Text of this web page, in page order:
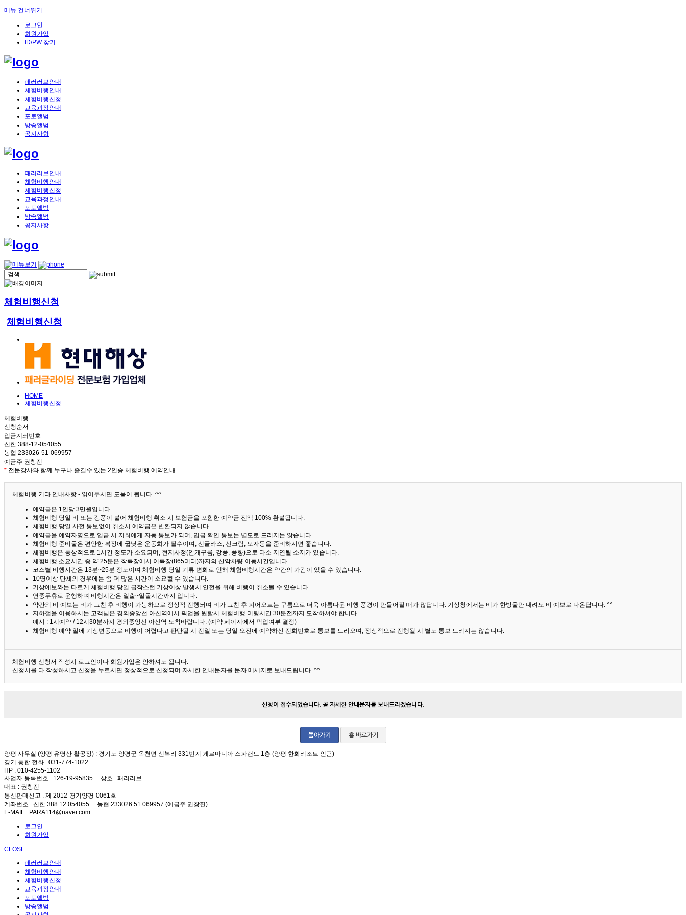
메뉴 건너뛰기
로그인
회원가입
ID/PW 찾기
패러러브안내
체험비행안내
체험비행신청
교육과정안내
포토앨범
방송앨범
공지사항
패러러브안내
체험비행안내
체험비행신청
교육과정안내
포토앨범
방송앨범
공지사항
체험비행신청
체험비행신청
HOME
체험비행신청
체험비행
신청순서
입금계좌번호
신한 388-12-054055
농협 233026-51-069957
예금주 권창진
* 전문강사와 함께 누구나 즐길수 있는 2인승 체험비행 예약안내
체험비행 기타 안내사항 - 읽어두시면 도움이 됩니다. ^^
예약금은 1인당 3만원입니다.
체험비행 당일 비 또는 강풍이 불어 체험비행 취소 시 보험금을 포함한 예약금 전액 100% 환불됩니다.
체험비행 당일 사전 통보없이 취소시 예약금은 반환되지 않습니다.
예약금을 예약자명으로 입금 시 저희에게 자동 통보가 되며, 입금 확인 통보는 별도로 드리지는 않습니다.
체험비행 준비물은 편안한 복장에 굽낮은 운동화가 필수이며, 선글라스, 선크림, 모자등을 준비하시면 좋습니다.
체험비행은 통상적으로 1시간 정도가 소요되며, 현지사정(안개구름, 강풍, 풍향)으로 다소 지연될 소지가 있습니다.
체험비행 소요시간 중 약 25분은 착륙장에서 이륙장(865미터)까지의 산악차량 이동시간입니다.
코스별 비행시간은 13분~25분 정도이며 체험비행 당일 기류 변화로 인해 체험비행시간은 약간의 가감이 있을 수 있습니다.
10명이상 단체의 경우에는 좀 더 많은 시간이 소요될 수 있습니다.
기상예보와는 다르게 체험비행 당일 급작스런 기상이상 발생시 안전을 위해 비행이 취소될 수 있습니다.
연중무휴로 운행하며 비행시간은 일출~일몰시간까지 입니다.
약간의 비 예보는 비가 그친 후 비행이 가능하므로 정상적 진행되며 비가 그친 후 피어오르는 구름으로 더욱 아름다운 비행 풍경이 만들어질 때가 많답니다. 기상청에서는 비가 한방울만 내려도 비 예보로 나온답니다. ^^
지하철을 이용하시는 고객님은 경의중앙선 아신역에서 픽업을 원할시 체험비행 미팅시간 30분전까지 도착하셔야 합니다.
예시 : 1시예약 / 12시30분까지 경의중앙선 아신역 도착바랍니다. (예약 페이지에서 픽업여부 결정)
체험비행 예약 일에 기상변동으로 비행이 어렵다고 판단될 시 전일 또는 당일 오전에 예약하신 전화번호로 통보를 드리오며, 정상적으로 진행될 시 별도 통보 드리지는 않습니다.
체험비행 신청서 작성시 로그인이나 회원가입은 안하셔도 됩니다.
신청서를 다 작성하시고 신청을 누르시면 정상적으로 신청되며 자세한 안내문자를 문자 메세지로 보내드립니다. ^^
신청이 접수되었습니다. 곧 자세한 안내문자를 보내드리겠습니다.
돌아가기 홈 바로가기
양평 사무실 (양평 유명산 활공장) : 경기도 양평군 옥천면 신복리 331번지 게르마니아 스파랜드 1층 (양평 한화리조트 인근)
경기 통합 전화 : 031-774-1022
HP : 010-4255-1102
사업자 등록번호 : 126-19-95835 상호 : 패러러브
대표 : 권창진
통신판매신고 : 제 2012-경기양평-0061호
계좌번호 : 신한 388 12 054055 농협 233026 51 069957 (예금주 권창진)
E-MAIL : PARA114@naver.com
로그인
회원가입
CLOSE
패러러브안내
체험비행안내
체험비행신청
교육과정안내
포토앨범
방송앨범